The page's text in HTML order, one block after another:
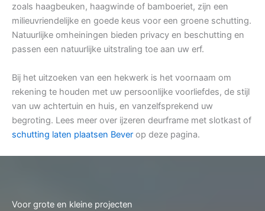
zoals haagbeuken, haagwinde of bamboeriet, zijn een
milieuvriendelijke en goede keus voor een groene schutting.
Natuurlijke omheiningen bieden privacy en beschutting en
passen een natuurlijke uitstraling toe aan uw erf.
Bij het uitzoeken van een hekwerk is het voornaam om
rekening te houden met uw persoonlijke voorliefdes, de stijl
van uw achtertuin en huis, en vanzelfsprekend uw
begroting. Lees meer over ijzeren deurframe met slotkast of
schutting laten plaatsen Bever op deze pagina.
Voor grote en kleine projecten